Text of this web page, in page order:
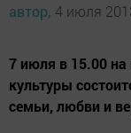
автор, 4 июля
7 июля в 15.00
культуры
семьи, любви и